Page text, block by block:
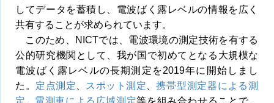
してデータを蓄積し、電波ばく露レベルの情報を広く
共有することが求められています。
このため、NICTでは、電波環境の測定技術を有する
公的研究機関として、我が国で初めてとなる大規模な
電波ばく露レベルの長期測定を2019年に開始しまし
た。 定点測定 スポット測定 、携帯型測定器による測
定
電測車による広域測定等を組み合わせることで、